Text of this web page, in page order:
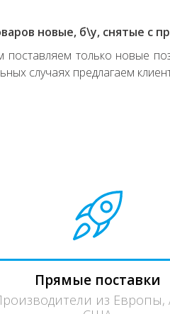
новые, б\у, снятые с
только новые
случаях предлагаем
Прямые поставки
из Европы,